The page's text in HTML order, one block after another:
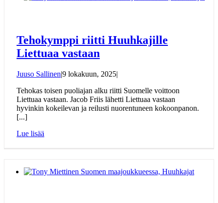
Tehokymppi riitti Huuhkajille
Liettuaa vastaan
Juuso Sallinen|9 lokakuun, 2025|
Tehokas toisen puoliajan alku riitti Suomelle voittoon
Liettuaa vastaan. Jacob Friis lähetti Liettuaa vastaan
hyvinkin kokeilevan ja reilusti nuorentuneen kokoonpanon.
[...]
Lue lisää